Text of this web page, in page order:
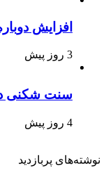
افزایش
3 روز پیش
سنت شکنی
4 روز پیش
نوشته‌های پربازدید